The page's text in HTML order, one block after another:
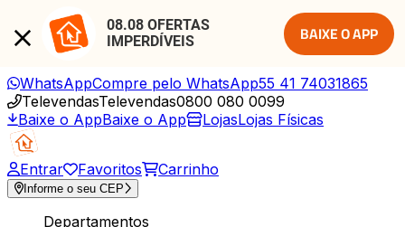
08.08 OFERTAS
IMPERDÍVEIS
BAIXE O APP
WhatsAppCompre pelo WhatsApp55 41 74031865
TelevendasTelevendas0800 080 0099
Baixe o AppBaixe o App LojasLojas Físicas
Entrar Favoritos Carrinho
Informe o seu CEP
Departamentos